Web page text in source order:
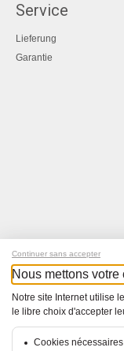
Service
Lieferung
Garantie
Continuer sans accepter
Nous mettons
Notre site Internet utilise
le libre choix d'accepter
Cookies nécessaires